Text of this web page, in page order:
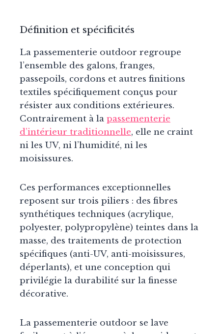
Définition et spécificités
La passementerie outdoor regroupe
l’ensemble des galons, franges,
passepoils, cordons et autres finitions
textiles spécifiquement conçus pour
résister aux conditions extérieures.
Contrairement à la passementerie
d’intérieur traditionnelle, elle ne craint
ni les UV, ni l’humidité, ni les
moisissures.
Ces performances exceptionnelles
reposent sur trois piliers : des fibres
synthétiques techniques (acrylique,
polyester, polypropylène) teintes dans la
masse, des traitements de protection
spécifiques (anti-UV, anti-moisissures,
déperlants), et une conception qui
privilégie la durabilité sur la finesse
décorative.
La passementerie outdoor se lave